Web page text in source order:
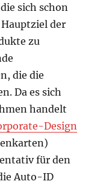
sich schon
der
zu
die die
Da es sich
handelt
Design
für den
Auto-ID